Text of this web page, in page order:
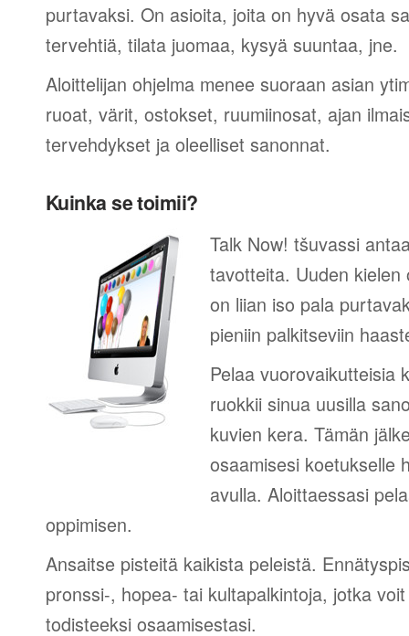
purtavaksi. On asioita, joita on hyvä osata
tervehtiä, tilata juomaa, kysyä suuntaa, jne.
Aloittelijan ohjelma menee suoraan asian
ruoat, värit, ostokset, ruumiinosat, ajan
tervehdykset ja oleelliset sanonnat.
Kuinka se toimii?
Talk Now! tšuvassi
tavotteita. Uuden
on liian iso pala
pieniin palkitseviin
Pelaa vuorovaikutteisia
ruokkii sinua uusilla
kuvien kera. Tämän
osaamisesi koetukselle
avulla. Aloittaessasi
oppimisen.
Ansaitse pisteitä kaikista peleistä.
pronssi-, hopea- tai kultapalkintoja, jotka
todisteeksi osaamisestasi.